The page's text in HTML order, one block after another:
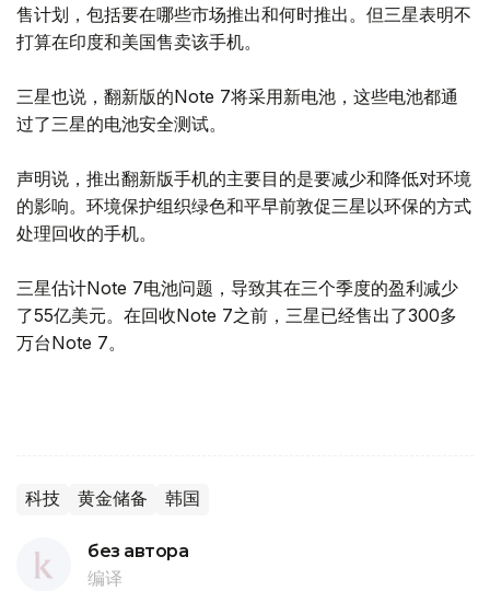
售计划，包括要在哪些市场推出和何时推出。但三星表明不
打算在印度和美国售卖该手机。
三星也说，翻新版的Note 7将采用新电池，这些电池都通
过了三星的电池安全测试。
声明说，推出翻新版手机的主要目的是要减少和降低对环境
的影响。环境保护组织绿色和平早前敦促三星以环保的方式
处理回收的手机。
三星估计Note 7电池问题，导致其在三个季度的盈利减少
了55亿美元。在回收Note 7之前，三星已经售出了300多
万台Note 7。
科技 黄金储备 韩国
без автора
编译